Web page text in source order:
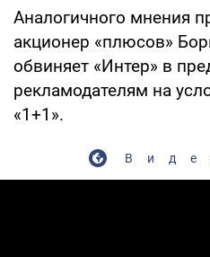
Аналогичного мнения
акционер «плюсов»
обвиняет «Интер» в
рекламодателям на
«1+1».